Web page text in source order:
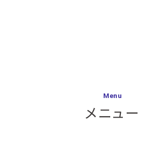
Menu
メニュー